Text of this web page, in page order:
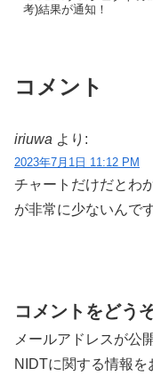
考)結果が通知！
コメント
iriuwa より:
2023年7月1日 11:12 PM
チャートだけだとわ
が非常に少ないんで
コメントをどう
メールアドレスが公
NIDTに関する情報を